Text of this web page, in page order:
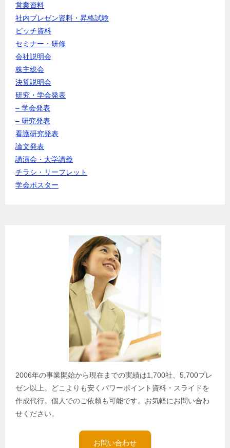
営業資料
社内プレゼン資料・昇格試験
ピッチ資料
セミナー・研修
会社説明会
株主総会
決算説明会
研究・学会発表
– 学会発表
– 研究発表
看護研究発表
論文発表
講演会・大学講義
チラシ・リーフレット
学会ポスター
2006年の事業開始から現在までの実績は1,700社、5,700プレ
ゼン以上。どこよりも安くパワーポイント資料・スライドを
作成代行。個人でのご依頼も可能です。お気軽にお問い合わ
せください。
お問い合わせ